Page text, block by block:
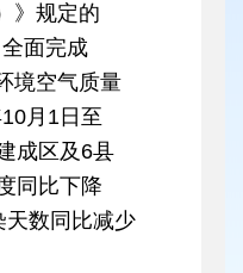
》规定的
面完成
境空气质量
月1日至
成区及6县
同比下降
天数同比减少